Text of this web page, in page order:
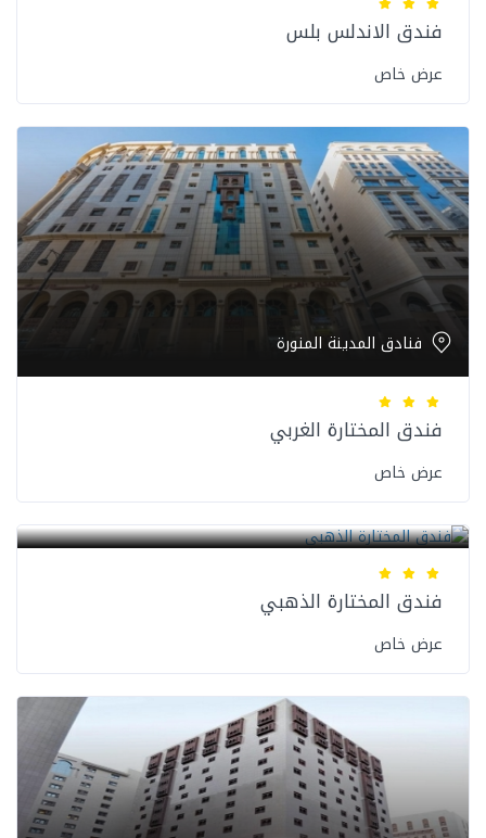
فندق الاندلس بلس
عرض خاص
فنادق المدينة المنورة
فندق المختارة الغربي
عرض خاص
فندق المختارة الذهبي
عرض خاص